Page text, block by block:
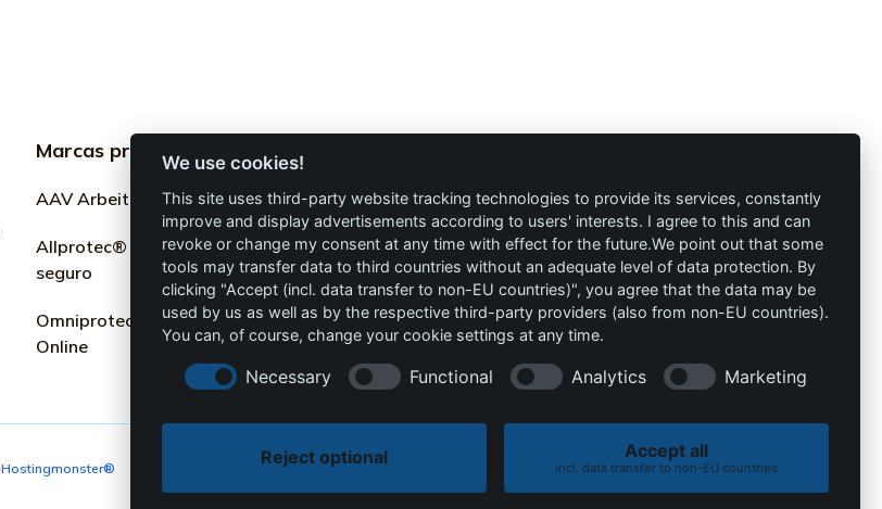
Marcas profesionales
AAV Arbeitsschutz GmbH
Allprotec® Solo trabaja
seguro
Omniprotect – Tienda
Online
Marketing
Términos y condiciones
Privacidad
Impresión
info@die-
schutzprofis.de
+49 (511) 679997-97
Wohlenbergstraße 6
30179 Hannover
Alemania
Hostingmonster® Política de cookies Política de privacidad
We use cookies!
This site uses third-party website tracking technologies to provide its services, constantly
improve and display advertisements according to users' interests. I agree to this and can
revoke or change my consent at any time with effect for the future.We point out that some
tools may transfer data to third countries without an adequate level of data protection. By
clicking "Accept (incl. data transfer to non-EU countries)", you agree that the data may be
used by us as well as by the respective third-party providers (also from non-EU countries).
You can, of course, change your cookie settings at any time.
Necessary Functional Analytics Marketing
Reject optional Accept all
incl. data transfer to non-EU countries